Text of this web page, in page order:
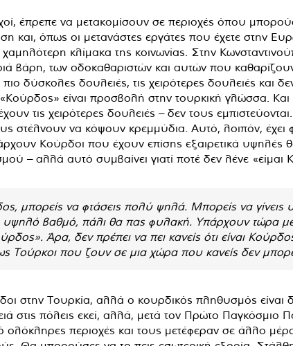
έπρεπε να μετακομίσουν σε περιοχές όπου
και, όπως οι μετανάστες εργάτες που έχετε στην
χαμηλότερη κλίμακα της κοινωνίας. Στην
βάρη, των οδοκαθαριστών και αυτών που καθαρίζουν
δύσκολες δουλειές, τις χειρότερες δουλειές και
είναι προσβολή στην τουρκική γλώσσα. Και
τις χειρότερες δουλειές – δεν τους
στέλνουν να κόψουν κρεμμύδια. Αυτό, λοιπόν, έχει
Κούρδοι που έχουν επίσης εξαιρετικά υψηλές
– αλλά αυτό συμβαίνει γιατί ποτέ δεν λένε
μπορείς να φτάσεις πολύ ψηλά. Μπορείς να
υψηλό βαθμό, πάλι θα πας φυλακή. Υπάρχουν τώρα
Άρα, δεν πρέπει να πει κανείς ότι είναι
Τούρκοι που ζουν σε μια χώρα που κανείς δεν
στην Τουρκία, αλλά ο κουρδικός πληθυσμός είναι
στις πόλεις εκεί, αλλά, μετά τον Πρώτο Παγκόσμιο
περιοχές και τους μετέφεραν σε άλλο